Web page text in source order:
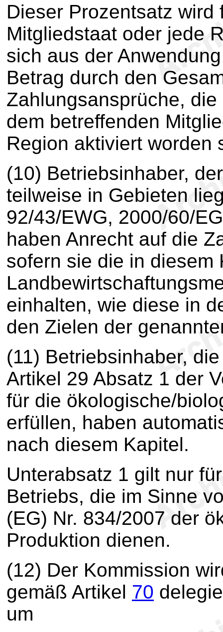
Dieser Prozentsatz
Mitgliedstaat oder jede
sich aus der
Betrag durch den
Zahlungsansprüche,
dem betreffenden
Region aktiviert worden
(10) Betriebsinhaber,
teilweise in Gebieten
92/43/EWG, 2000/60/
haben Anrecht auf die
sofern sie die in diesem
einhalten, wie diese in
den Zielen der
(11) Betriebsinhaber,
Artikel 29 Absatz 1 der
für die ökologische/
erfüllen, haben
nach diesem Kapitel.
Unterabsatz 1 gilt nur
Betriebs, die im Sinne
(EG) Nr. 834/2007 der
Produktion dienen.
(12) Der Kommission
gemäß Artikel 70
um